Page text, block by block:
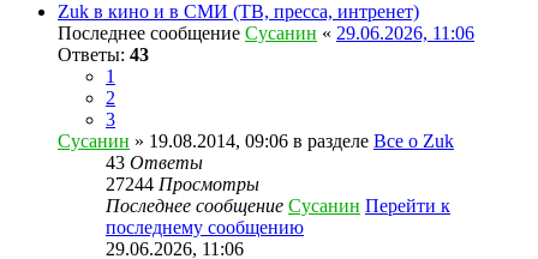
Zuk в кино и в СМИ (ТВ, пресса, интренет)
Последнее сообщение Сусанин « 29.06.2026, 11:06
Ответы: 43
1
2
3
Сусанин » 19.08.2014, 09:06 в разделе Все о Zuk
43 Ответы
27244 Просмотры
Последнее сообщение Сусанин Перейти к
последнему сообщению
29.06.2026, 11:06